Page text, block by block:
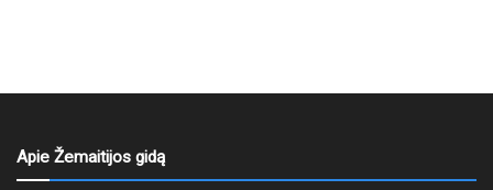
Apie Žemaitijos gidą